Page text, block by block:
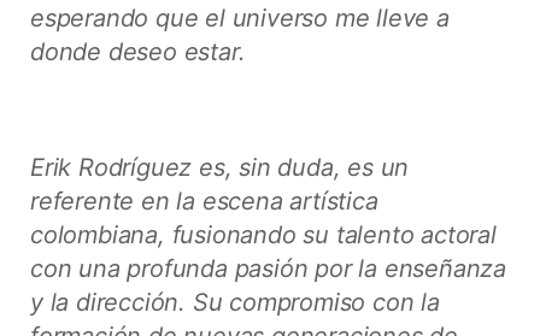
esperando que el universo me lleve a
donde deseo estar.
Erik Rodríguez es, sin duda, es un
referente en la escena artística
colombiana, fusionando su talento actoral
con una profunda pasión por la enseñanza
y la dirección. Su compromiso con la